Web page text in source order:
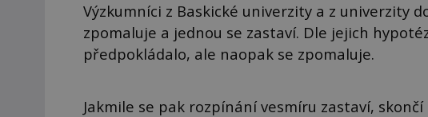
Výzkumníci z Baskické univerzity a z univerzity
zpomaluje a jednou se zastaví. Dle jejich
předpokládalo, ale naopak se zpomaluje.
Jakmile se pak rozpínání vesmíru zastaví,